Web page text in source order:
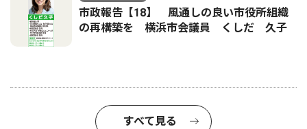
市政報告【18】 風通しの良い市役所組織
の再構築を 横浜市会議員 くしだ 久子
すべて見る